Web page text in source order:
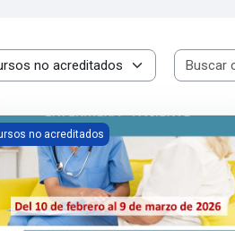
de conflictos para mejorar la
no acreditados